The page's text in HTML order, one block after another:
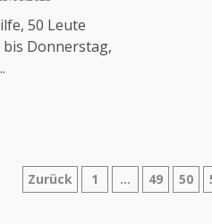
50 Leute
Donnerstag,
Zurück 1 … 49 50